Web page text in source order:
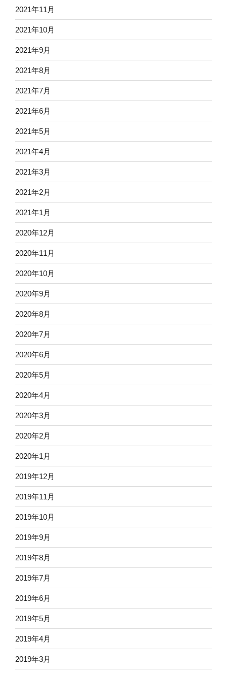
2021年11月
2021年10月
2021年9月
2021年8月
2021年7月
2021年6月
2021年5月
2021年4月
2021年3月
2021年2月
2021年1月
2020年12月
2020年11月
2020年10月
2020年9月
2020年8月
2020年7月
2020年6月
2020年5月
2020年4月
2020年3月
2020年2月
2020年1月
2019年12月
2019年11月
2019年10月
2019年9月
2019年8月
2019年7月
2019年6月
2019年5月
2019年4月
2019年3月